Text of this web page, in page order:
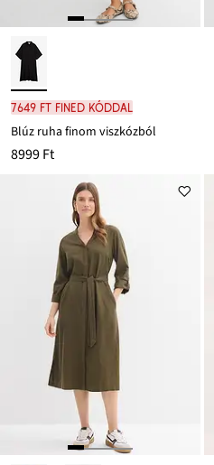
7649 Ft FINED kóddal
Blúz ruha finom viszkózból
8999 Ft